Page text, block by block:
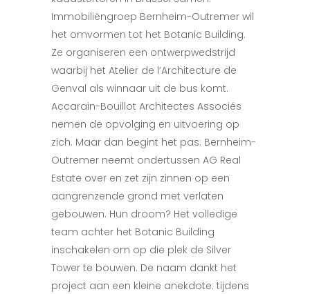
Immobiliëngroep Bernheim-Outremer wil
het omvormen tot het Botanic Building.
Ze organiseren een ontwerpwedstrijd
waarbij het Atelier de l’Architecture de
Genval als winnaar uit de bus komt.
Accarain-Bouillot Architectes Associés
nemen de opvolging en uitvoering op
zich. Maar dan begint het pas: Bernheim-
Outremer neemt ondertussen AG Real
Estate over en zet zijn zinnen op een
aangrenzende grond met verlaten
gebouwen. Hun droom? Het volledige
team achter het Botanic Building
inschakelen om op die plek de Silver
Tower te bouwen. De naam dankt het
project aan een kleine anekdote: tijdens